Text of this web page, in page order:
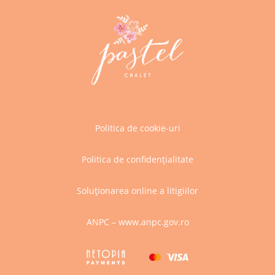
Politica de cookie-uri
Politica de confidențialitate
Soluționarea online a litigiilor
ANPC – www.anpc.gov.ro